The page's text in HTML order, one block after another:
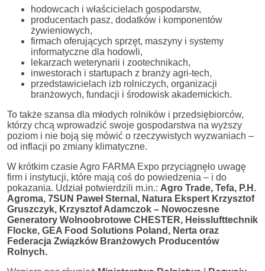
hodowcach i właścicielach gospodarstw,
producentach pasz, dodatków i komponentów
żywieniowych,
firmach oferujących sprzęt, maszyny i systemy
informatyczne dla hodowli,
lekarzach weterynarii i zootechnikach,
inwestorach i startupach z branży agri-tech,
przedstawicielach izb rolniczych, organizacji
branżowych, fundacji i środowisk akademickich.
To także szansa dla młodych rolników i przedsiębiorców,
którzy chcą wprowadzić swoje gospodarstwa na wyższy
poziom i nie boją się mówić o rzeczywistych wyzwaniach –
od inflacji po zmiany klimatyczne.
W krótkim czasie Agro FARMA Expo przyciągnęło uwagę
firm i instytucji, które mają coś do powiedzenia – i do
pokazania. Udział potwierdzili m.in.: Agro Trade, Tefa, P.H.
Agroma, 7SUN Paweł Sternal, Natura Ekspert Krzysztof
Gruszczyk, Krzysztof Adamczok – Nowoczesne
Generatory Wolnoobrotowe CHESTER, Heisslufttechnik
Flocke, GEA Food Solutions Poland, Nerta oraz
Federacja Związków Branżowych Producentów
Rolnych.